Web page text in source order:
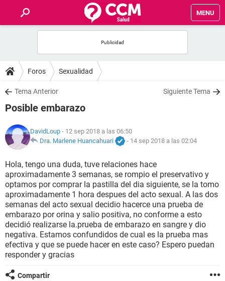
MENU
FOROS
SALUD
NUTRICIÓN
BIENESTAR
SEXUALIDAD
GLOSARIO
Foros Sexualidad
Tema Anterior Siguiente Tema
Posible embarazo
DavidLoup - 12 sep 2018 a las 06:50
Dra. Marlene Huancahuari
- 14 sep 2018 a las 02:04
Hola, tengo una duda, tuve relaciones hace
aproximadamente 3 semanas, se rompio el preservativo y
optamos por comprar la pastilla del dia siguiente, se la tomo
aproximadamente 1 hora despues del acto sexual. A las dos
semanas del acto sexual decidio hacerce una prueba de
embarazo por orina y salio positiva, no conforme a esto
decidió realizarse la.prueba de embarazo en sangre y dio
negativa. Estamos confundidos de cual es la prueba mas
efectiva y que se puede hacer en este caso? Espero puedan
responder y gracias
Compartir